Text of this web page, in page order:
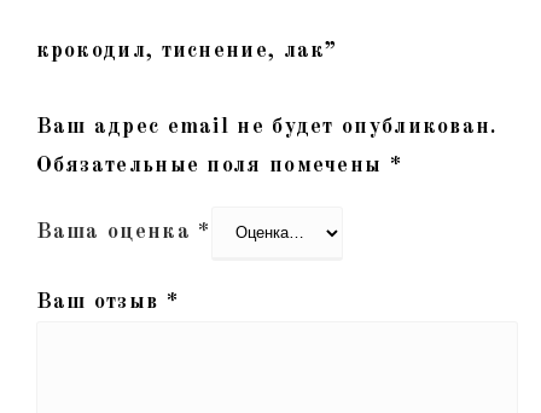
крокодил, тиснение, лак”
Ваш адрес email не будет опубликован.
Обязательные поля помечены *
Ваша оценка *
Ваш отзыв *